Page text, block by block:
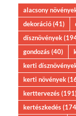
alacsony
dekoráció(41)
dísznövények
gondozás(40)
kerti
kerti növények
kerttervezés
kertészkedés